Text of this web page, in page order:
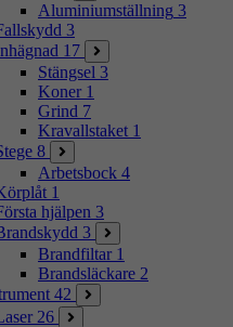
Aluminiumställning 3
3
17
Stängsel 3
Koner 1
Grind 7
Kravallstaket 1
8
Arbetsbock 4
1
hjälpen 3
3
Brandfiltar 1
Brandsläckare 2
42
26